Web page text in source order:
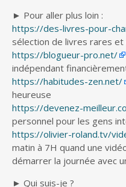
► Pour aller plus loin :
https://des-livres-pour-
sélection de livres rares
https://blogueur-pro.net/
indépendant
https://habitudes-zen.net/
heureuse
https://devenez-
personnel pour les gens
https://olivier-roland.tv/
matin à 7H quand une
démarrer la journée avec
► Qui suis-je ?